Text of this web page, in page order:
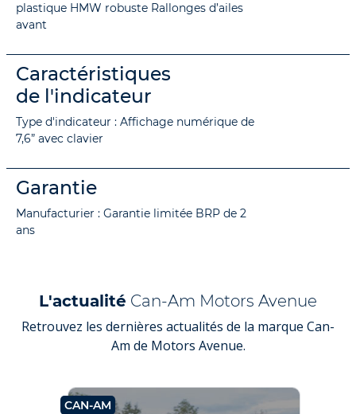
plastique HMW robuste Rallonges d’ailes
avant
Caractéristiques
de l'indicateur
Type d'indicateur : Affichage numérique de
7,6” avec clavier
Garantie
Manufacturier : Garantie limitée BRP de 2
ans
L'actualité Can-Am Motors Avenue
Retrouvez les dernières actualités de la marque Can-
Am de Motors Avenue.
CAN-AM